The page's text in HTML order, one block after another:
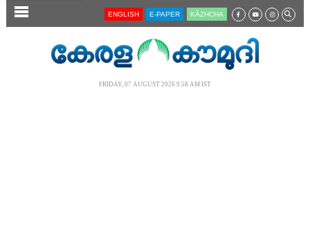
SECTIONS ENGLISH E-PAPER KĀZHCHA
FRIDAY, 07 AUGUST 2026 9.58 AM IST